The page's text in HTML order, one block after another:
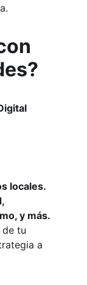
locales.
y más.
de tu
a